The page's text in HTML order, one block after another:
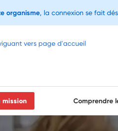
mission Comprendre
organisme, la connexion se fait